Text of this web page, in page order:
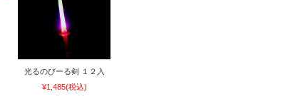
光るのびーる剣 １２入
¥1,485(税込)